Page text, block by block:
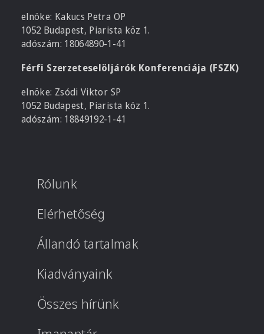
elnöke: Kakucs Petra OP
1052 Budapest, Piarista köz 1.
adószám: 18064890-1-41
Férfi Szerzeteselöljárók Konferenciája (FSZK)
elnöke: Zsódi Viktor SP
1052 Budapest, Piarista köz 1.
adószám: 18849192-1-41
Rólunk
Elérhetőség
Állandó tartalmak
Kiadványaink
Összes hírünk